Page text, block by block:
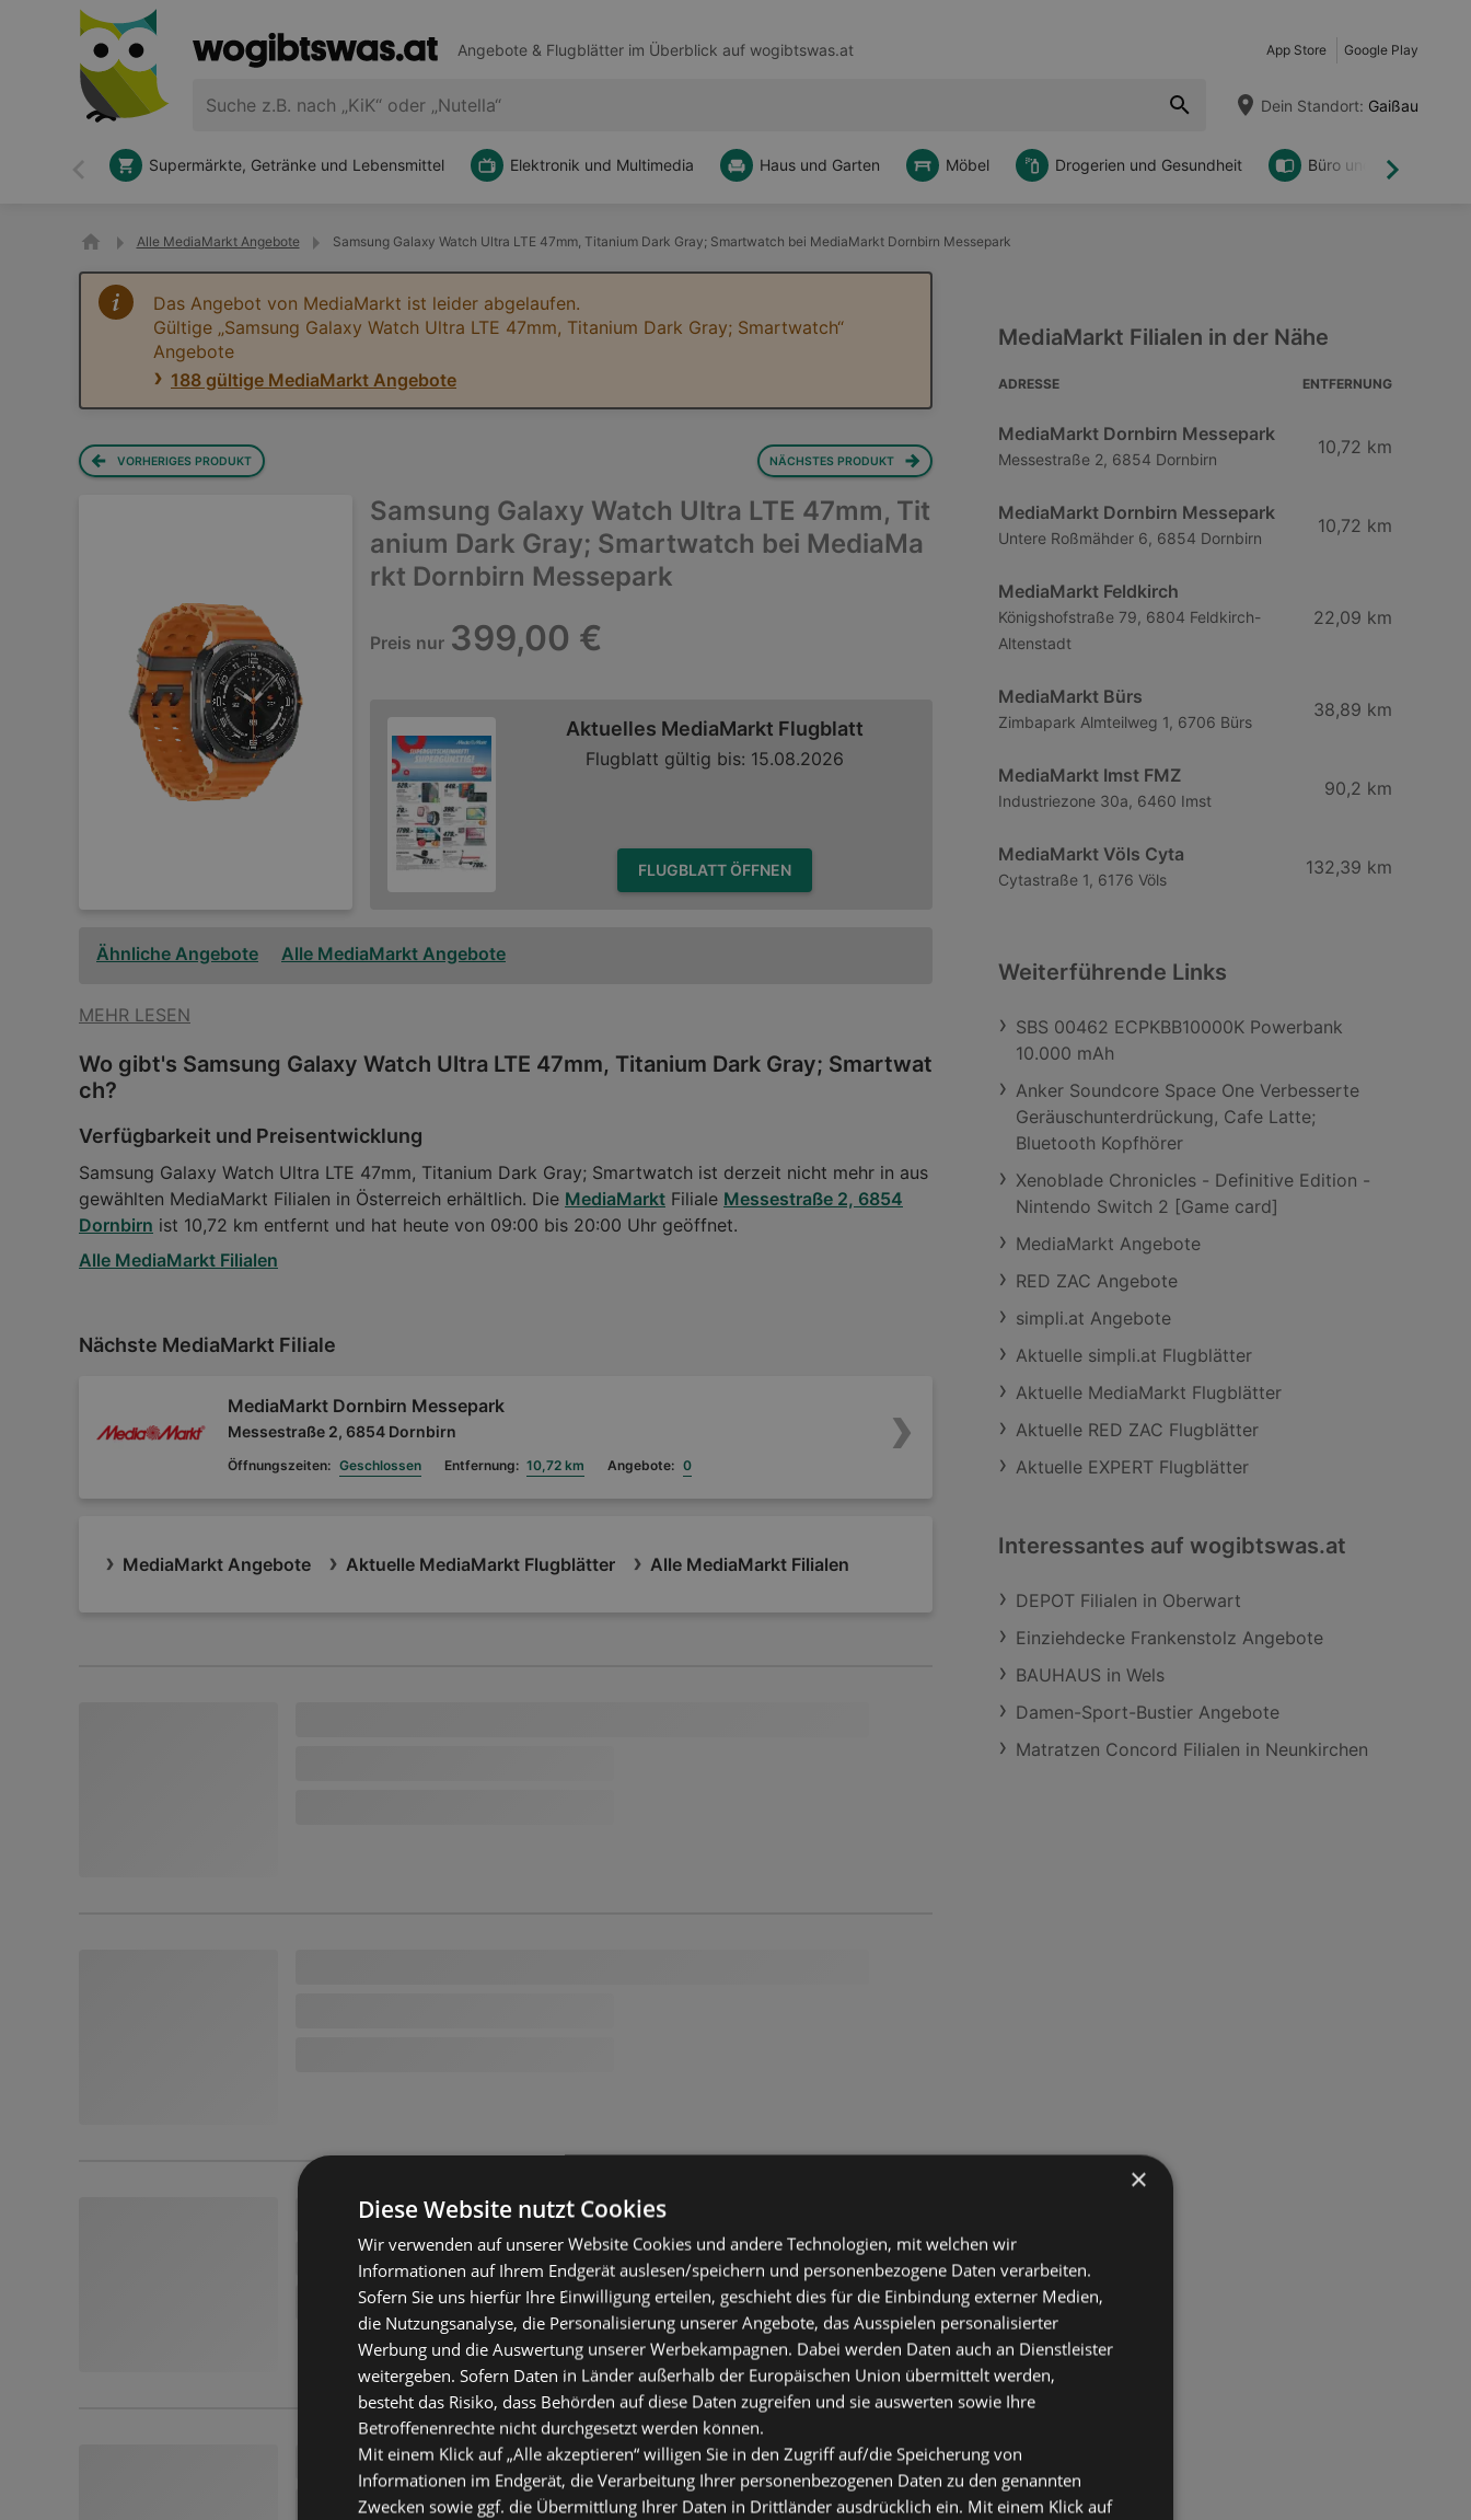
Angebote & Flugblätter im Überblick auf wogibtswas.at App Store Google Play
Dein Standort: Gaißau
Zurück Weiter
Supermärkte, Getränke und Lebensmittel Elektronik und Multimedia Haus und Garten Möbel Drogerien und Gesundheit Büro und DIY
Alle MediaMarkt Angebote Samsung Galaxy Watch Ultra LTE 47mm, Titanium Dark Gray; Smartwatch bei MediaMarkt Dornbirn Messepark
Das Angebot von MediaMarkt ist leider abgelaufen.
Gültige „Samsung Galaxy Watch Ultra LTE 47mm, Titanium Dark Gray; Smartwatch“
Angebote
188 gültige MediaMarkt Angebote
VORHERIGES PRODUKT NÄCHSTES PRODUKT
Samsung Galaxy Watch Ultra LTE 47mm, Tit
anium Dark Gray; Smartwatch bei MediaMa
rkt Dornbirn Messepark
Preis nur 399,00 €
Aktuelles MediaMarkt Flugblatt
Flugblatt gültig bis: 15.08.2026
FLUGBLATT ÖFFNEN
Ähnliche Angebote Alle MediaMarkt Angebote
MEHR LESEN
Wo gibt's Samsung Galaxy Watch Ultra LTE 47mm, Titanium Dark Gray; Smartwat
ch?
Verfügbarkeit und Preisentwicklung
Samsung Galaxy Watch Ultra LTE 47mm, Titanium Dark Gray; Smartwatch ist derzeit nicht mehr in aus
gewählten MediaMarkt Filialen in Österreich erhältlich. Die MediaMarkt Filiale Messestraße 2, 6854
Dornbirn ist 10,72 km entfernt und hat heute von 09:00 bis 20:00 Uhr geöffnet.
Alle MediaMarkt Filialen
Nächste MediaMarkt Filiale
MediaMarkt Dornbirn Messepark
Messestraße 2, 6854 Dornbirn
Öffnungszeiten: Geschlossen Entfernung: 10,72 km Angebote: 0
MediaMarkt Angebote Aktuelle MediaMarkt Flugblätter Alle MediaMarkt Filialen
MediaMarkt Filialen in der Nähe
ADRESSE ENTFERNUNG
MediaMarkt Dornbirn Messepark
Messestraße 2, 6854 Dornbirn
10,72 km
MediaMarkt Dornbirn Messepark
Untere Roßmähder 6, 6854 Dornbirn
10,72 km
MediaMarkt Feldkirch
Königshofstraße 79, 6804 Feldkirch-
Altenstadt
22,09 km
MediaMarkt Bürs
Zimbapark Almteilweg 1, 6706 Bürs
38,89 km
MediaMarkt Imst FMZ
Industriezone 30a, 6460 Imst
90,2 km
MediaMarkt Völs Cyta
Cytastraße 1, 6176 Völs
132,39 km
Weiterführende Links
SBS 00462 ECPKBB10000K Powerbank
10.000 mAh
Anker Soundcore Space One Verbesserte
Geräuschunterdrückung, Cafe Latte;
Bluetooth Kopfhörer
Xenoblade Chronicles - Definitive Edition -
Nintendo Switch 2 [Game card]
MediaMarkt Angebote
RED ZAC Angebote
simpli.at Angebote
Aktuelle simpli.at Flugblätter
Aktuelle MediaMarkt Flugblätter
Aktuelle RED ZAC Flugblätter
Aktuelle EXPERT Flugblätter
Interessantes auf wogibtswas.at
DEPOT Filialen in Oberwart
Einziehdecke Frankenstolz Angebote
BAUHAUS in Wels
Damen-Sport-Bustier Angebote
Matratzen Concord Filialen in Neunkirchen
×
Diese Website nutzt Cookies
Wir verwenden auf unserer Website Cookies und andere Technologien, mit welchen wir
Informationen auf Ihrem Endgerät auslesen/speichern und personenbezogene Daten verarbeiten.
Sofern Sie uns hierfür Ihre Einwilligung erteilen, geschieht dies für die Einbindung externer Medien,
die Nutzungsanalyse, die Personalisierung unserer Angebote, das Ausspielen personalisierter
Werbung und die Auswertung unserer Werbekampagnen. Dabei werden Daten auch an Dienstleister
weitergeben. Sofern Daten in Länder außerhalb der Europäischen Union übermittelt werden,
besteht das Risiko, dass Behörden auf diese Daten zugreifen und sie auswerten sowie Ihre
Betroffenenrechte nicht durchgesetzt werden können.
Mit einem Klick auf „Alle akzeptieren“ willigen Sie in den Zugriff auf/die Speicherung von
Informationen im Endgerät, die Verarbeitung Ihrer personenbezogenen Daten zu den genannten
Zwecken sowie ggf. die Übermittlung Ihrer Daten in Drittländer ausdrücklich ein. Mit einem Klick auf